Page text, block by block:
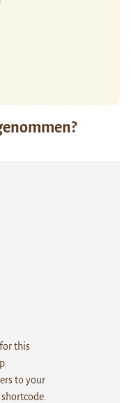
this
to your